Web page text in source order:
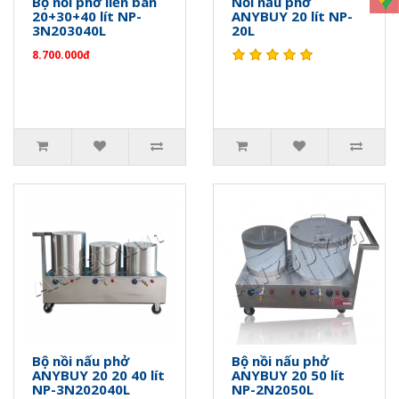
20+30+40 lít NP-
3N203040L
8.700.000đ
ANYBUY 20 lít NP-
20L
Bộ nồi nấu phở
ANYBUY 20 20 40 lít
NP-3N202040L
Bộ nồi nấu phở
ANYBUY 20 50 lít
NP-2N2050L